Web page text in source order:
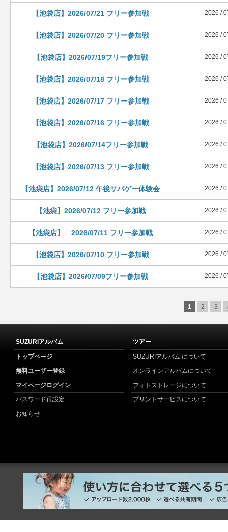
【池袋店】2026/07/21 フリー参加戦 2026 /
【池袋店】2026/07/20 フリー参加戦 2026 /
【池袋店】2026/07/19フリー参加戦 2026 /
【池袋店】2026/07/18 フリー参加戦 2026 /
【池袋店】2026/07/17 フリー参加戦 2026 /
【池袋店】2026/07/16 フリー参加戦 2026 /
【池袋店】2026/07/14フリー参加戦 2026 /
【池袋店】2026/07/13 フリー参加戦 2026 /
【池袋店】2026/07/12 午後サバゲー体験会 2026 /
【池袋】2026/07/12 フリー参加戦 2026 /
【池袋店】 2026/07/11 フリー参加戦 2026 /
【池袋店】2026/07/10 フリー参加戦 2026 /
【池袋店】2026/07/09フリー参加戦 2026 /
1 2 3
SUZURIアルバム
トップページ
無料ユーザー登録
マイページログイン
パスワード再設定
お知らせ
ツアー
SUZURIアルバム について
オンラインアルバムについて
フォトストレージについて
プリントサービスについて